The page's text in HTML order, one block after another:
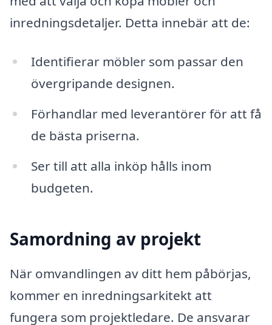
inredningsdetaljer. Detta innebär att de:
Identifierar möbler som passar den
övergripande designen.
Förhandlar med leverantörer för att få
de bästa priserna.
Ser till att alla inköp hålls inom
budgeten.
Samordning av projekt
När omvandlingen av ditt hem påbörjas,
kommer en inredningsarkitekt att
fungera som projektledare. De ansvarar